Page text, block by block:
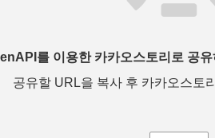
를 이용한 카카오스토리로 공
공유할 URL을 복사 후 카카오스토